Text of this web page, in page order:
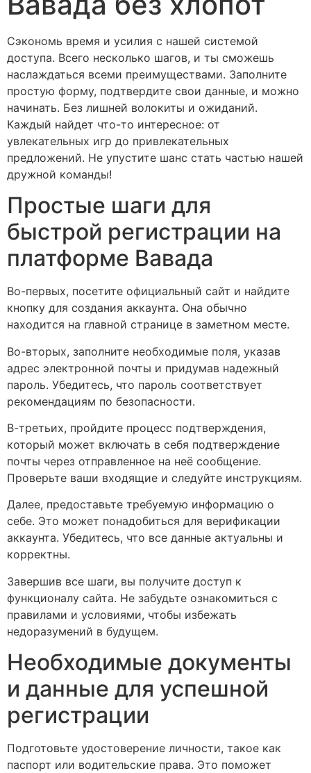
Сэкономь время и усилия с нашей системой
доступа. Всего несколько шагов, и ты сможешь
наслаждаться всеми преимуществами. Заполните
простую форму, подтвердите свои данные, и можно
начинать. Без лишней волокиты и ожиданий.
Каждый найдет что-то интересное: от
увлекательных игр до привлекательных
предложений. Не упустите шанс стать частью нашей
дружной команды!
Простые шаги для
быстрой регистрации на
платформе Вавада
Во-первых, посетите официальный сайт и найдите
кнопку для создания аккаунта. Она обычно
находится на главной странице в заметном месте.
Во-вторых, заполните необходимые поля, указав
адрес электронной почты и придумав надежный
пароль. Убедитесь, что пароль соответствует
рекомендациям по безопасности.
В-третьих, пройдите процесс подтверждения,
который может включать в себя подтверждение
почты через отправленное на неё сообщение.
Проверьте ваши входящие и следуйте инструкциям.
Далее, предоставьте требуемую информацию о
себе. Это может понадобиться для верификации
аккаунта. Убедитесь, что все данные актуальны и
корректны.
Завершив все шаги, вы получите доступ к
функционалу сайта. Не забудьте ознакомиться с
правилами и условиями, чтобы избежать
недоразумений в будущем.
Необходимые документы
и данные для успешной
регистрации
Подготовьте удостоверение личности, такое как
паспорт или водительские права. Это поможет